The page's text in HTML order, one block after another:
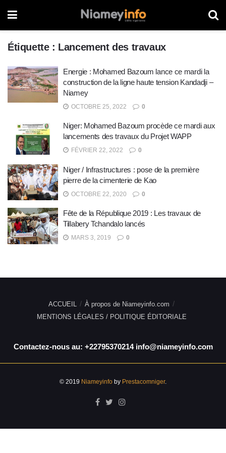
Étiquette : Lancement des travaux
Energie : Mohamed Bazoum lance ce mardi la
construction de la ligne haute tension Kandadji –
Niamey
OCTOBRE 25, 2022 0
Niger: Mohamed Bazoum procède ce mardi aux
lancements des travaux du Projet WAPP
FÉVRIER 22, 2022 0
Niger / Infrastructures : pose de la première
pierre de la cimenterie de Kao
OCTOBRE 22, 2020 0
Fête de la République 2019 : Les travaux de
Tillabery Tchandalo lancés
MARS 3, 2019 0
ACCUEIL
À propos de Niameyinfo.com
MENTIONS LÉGALES / POLITIQUE ÉDITORIALE
Contactez-nous au: +22795370214 info@niameyinfo.com
© 2019 Niameyinfo by Prestacomniger.